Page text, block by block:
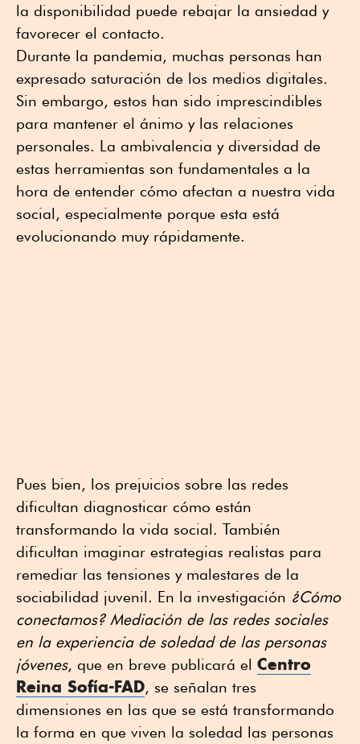
la disponibilidad puede rebajar la ansiedad y
favorecer el contacto.
Durante la pandemia, muchas personas han
expresado saturación de los medios digitales.
Sin embargo, estos han sido imprescindibles
para mantener el ánimo y las relaciones
personales. La ambivalencia y diversidad de
estas herramientas son fundamentales a la
hora de entender cómo afectan a nuestra vida
social, especialmente porque esta está
evolucionando muy rápidamente.
Pues bien, los prejuicios sobre las redes
dificultan diagnosticar cómo están
transformando la vida social. También
dificultan imaginar estrategias realistas para
remediar las tensiones y malestares de la
sociabilidad juvenil. En la investigación ¿Cómo
conectamos? Mediación de las redes sociales
en la experiencia de soledad de las personas
jóvenes, que en breve publicará el Centro
Reina Sofía-FAD, se señalan tres
dimensiones en las que se está transformando
la forma en que viven la soledad las personas